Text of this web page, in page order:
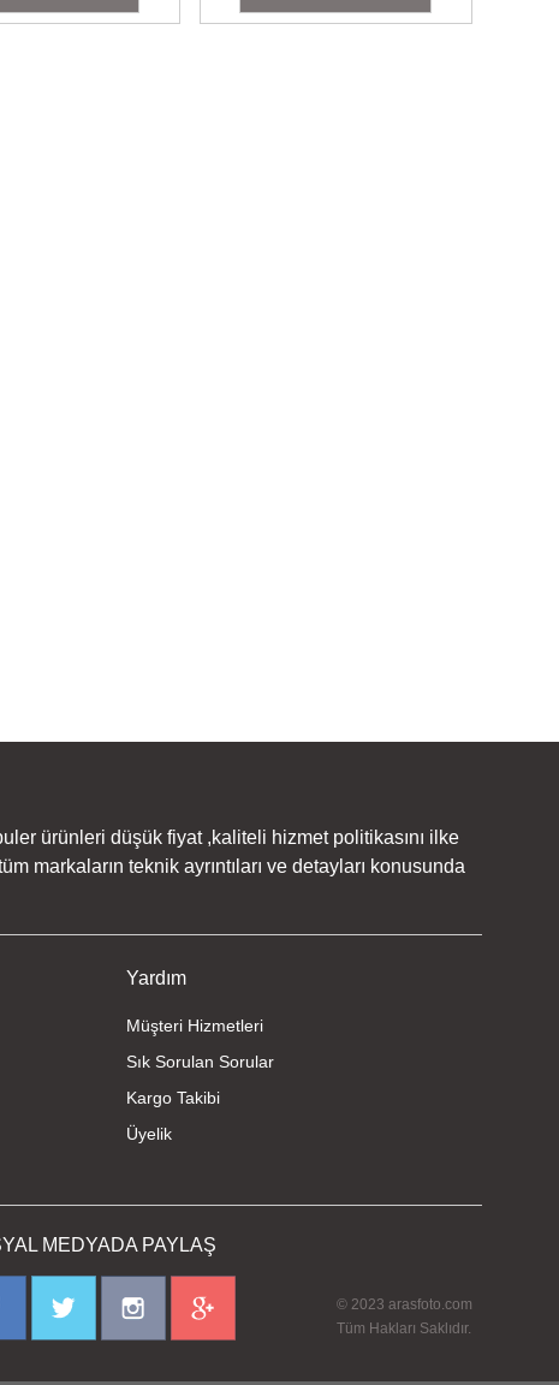
ürünleri düşük fiyat ,kaliteli hizmet politikasını ilke
markaların teknik ayrıntıları ve detayları konusunda
Yardım
Müşteri Hizmetleri
Sık Sorulan Sorular
Kargo Takibi
Üyelik
MEDYADA PAYLAŞ
© 2023 arasfoto.com
Tüm Hakları Saklıdır.